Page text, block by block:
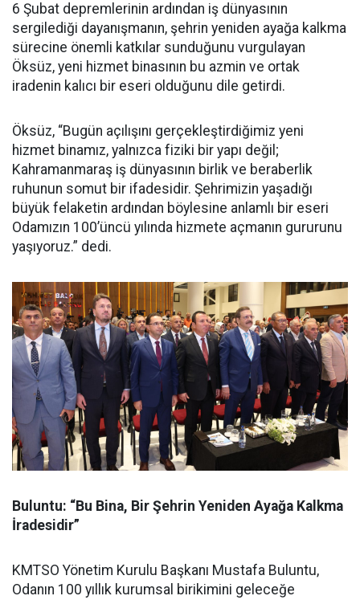
6 Şubat depremlerinin ardından iş dünyasının
sergilediği dayanışmanın, şehrin yeniden ayağa kalkma
sürecine önemli katkılar sunduğunu vurgulayan
Öksüz, yeni hizmet binasının bu azmin ve ortak
iradenin kalıcı bir eseri olduğunu dile getirdi.
Öksüz, “Bugün açılışını gerçekleştirdiğimiz yeni
hizmet binamız, yalnızca fiziki bir yapı değil;
Kahramanmaraş iş dünyasının birlik ve beraberlik
ruhunun somut bir ifadesidir. Şehrimizin yaşadığı
büyük felaketin ardından böylesine anlamlı bir eseri
Odamızın 100’üncü yılında hizmete açmanın gururunu
yaşıyoruz.” dedi.
Buluntu: “Bu Bina, Bir Şehrin Yeniden Ayağa Kalkma
İradesidir”
KMTSO Yönetim Kurulu Başkanı Mustafa Buluntu,
Odanın 100 yıllık kurumsal birikimini geleceğe